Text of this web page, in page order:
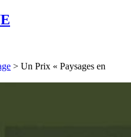
> Un Prix « Paysages en